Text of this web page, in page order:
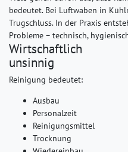
bedeutet. Bei Luftwaben in
Trugschluss. In der Praxis
Probleme – technisch,
Wirtschaftlich
unsinnig
Reinigung bedeutet:
Ausbau
Personalzeit
Reinigungsmittel
Trocknung